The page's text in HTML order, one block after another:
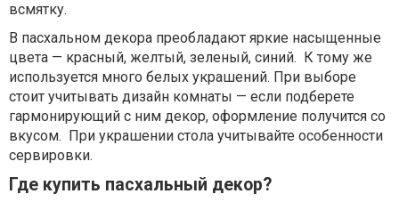
всмятку.
В пасхальном декора преобладают яркие насыщенные
цвета — красный, желтый, зеленый, синий. К тому же
используется много белых украшений. При выборе
стоит учитывать дизайн комнаты — если подберете
гармонирующий с ним декор, оформление получится со
вкусом. При украшении стола учитывайте особенности
сервировки.
Где купить пасхальный декор?